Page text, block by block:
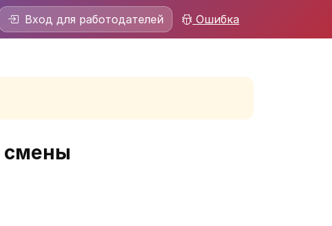
Вход для работодателей Ошибка
смены